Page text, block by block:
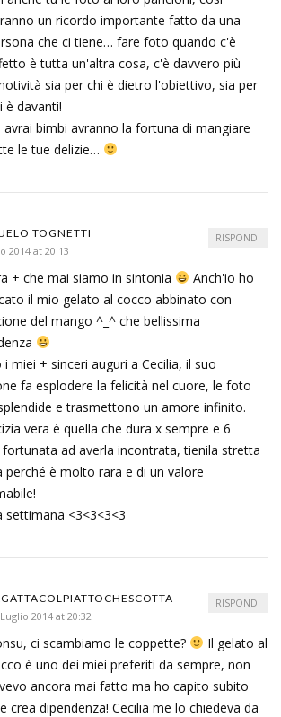
un ricordo importante fatto da una
che ci tiene… fare foto quando c'è
è tutta un'altra cosa, c'è davvero più
sia per chi è dietro l'obiettivo, sia per
è davanti!
avrai bimbi avranno la fortuna di mangiare
le tue delizie…
TOGNETTI
2014 at 20:13
+ che mai siamo in sintonia
Anch'io ho
il mio gelato al cocco abbinato con
del mango ^_^ che bellissima
i miei + sinceri auguri a Cecilia, il suo
fa esplodere la felicità nel cuore, le foto
e trasmettono un amore infinito.
vera è quella che dura x sempre e 6
ad averla incontrata, tienila stretta
perché è molto rara e di un valore
settimana <3<3<3<3
RISPONDI
2014 at 20:32
ci scambiamo le coppette?
Il gelato al
è uno dei miei preferiti da sempre, non
ancora mai fatto ma ho capito subito
crea dipendenza! Cecilia me lo chiedeva da
RISPONDI